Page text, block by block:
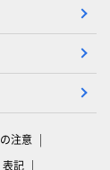
注意
表記